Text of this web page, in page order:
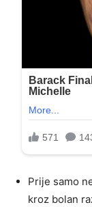
Prije samo
kroz bolan